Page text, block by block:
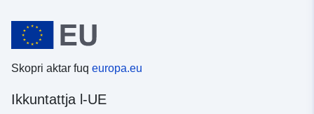
Skopri aktar fuq europa.eu
Ikkuntattja l-UE